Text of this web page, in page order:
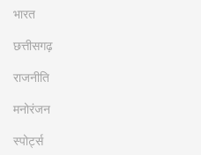
भारत
छत्तीसगढ़
राजनीति
मनोरंजन
स्पोर्ट्स